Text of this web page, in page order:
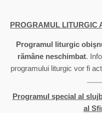
PROGRAMUL LITURGIC
Programul liturgic
rămâne neschimbat.
programului liturgic vor fi
Programul special al
al